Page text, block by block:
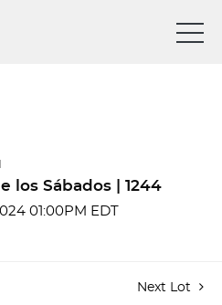
los Sábados | 1244
01:00PM EDT
Next Lot